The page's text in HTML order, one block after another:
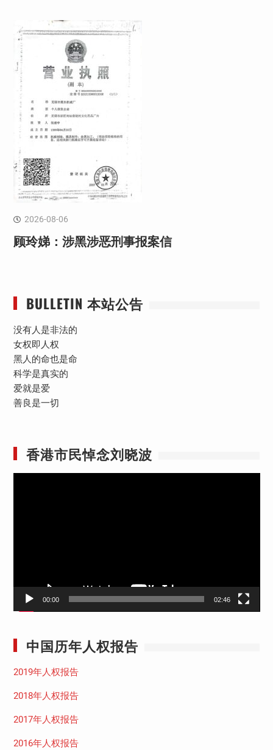
2026-08-06
顾玲娣：涉黑涉恶刑事报案信
BULLETIN 本站公告
没有人是非法的
女权即人权
黑人的命也是命
科学是真实的
爱就是爱
善良是一切
香港市民悼念刘晓波
00:00 02:46
中国历年人权报告
2019年人权报告
2018年人权报告
2017年人权报告
2016年人权报告